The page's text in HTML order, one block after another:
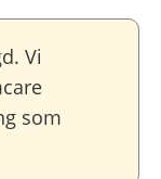
Vi
som